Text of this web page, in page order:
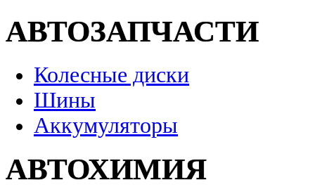
АВТОЗАПЧАСТИ
Колесные диски
Шины
Аккумуляторы
АВТОХИМИЯ